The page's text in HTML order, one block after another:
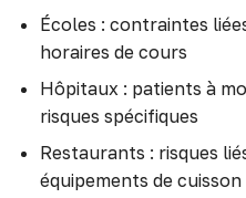
Écoles : contraintes
horaires de cours
Hôpitaux : patients à
risques spécifiques
Restaurants : risques
équipements de cuisson